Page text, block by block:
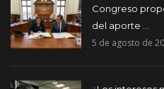
Congreso
del aporte ...
5 de agosto de